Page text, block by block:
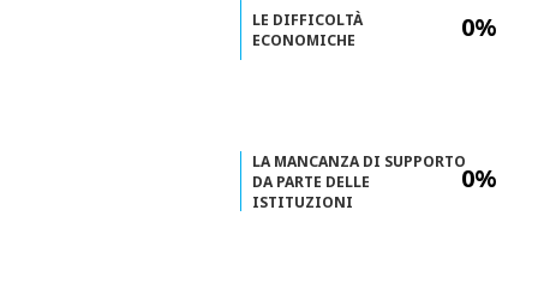
0%
0%
LE DIFFICOLTÀ
ECONOMICHE
LA MANCANZA DI SUPPORTO
DA PARTE DELLE
ISTITUZIONI